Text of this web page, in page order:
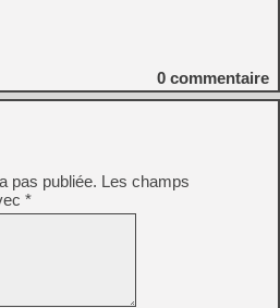
0 commentaire
pas publiée. Les champs
*